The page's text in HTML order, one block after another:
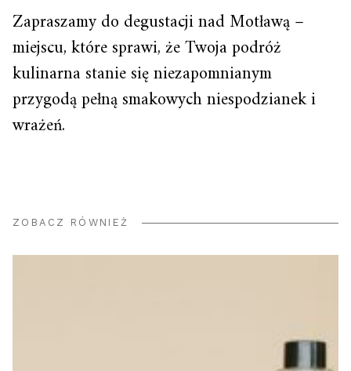
Zapraszamy do degustacji nad Motławą –
miejscu, które sprawi, że Twoja podróż
kulinar­na stanie się niezapomnianym
przygodą pełną smakowych niespodzianek i
wrażeń.
ZOBACZ RÓWNIEŻ